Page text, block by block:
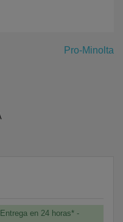
Pro-Minolta
Entrega en 24 horas* -